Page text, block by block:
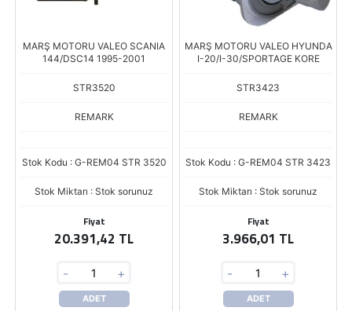
MARŞ MOTORU VALEO SCANIA
144/DSC14 1995-2001
STR3520
REMARK
Stok Kodu : G-REM04 STR 3520
Stok Miktarı : Stok sorunuz
Fiyat
20.391,42 TL
- +
ADET
MARŞ MOTORU VALEO HYUNDA
I-20/I-30/SPORTAGE KORE
STR3423
REMARK
Stok Kodu : G-REM04 STR 3423
Stok Miktarı : Stok sorunuz
Fiyat
3.966,01 TL
- +
ADET